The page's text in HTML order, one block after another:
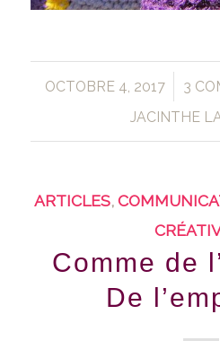
OCTOBRE 4, 2017
/ 3
JACINTHE
ARTICLES,
Comme de
De